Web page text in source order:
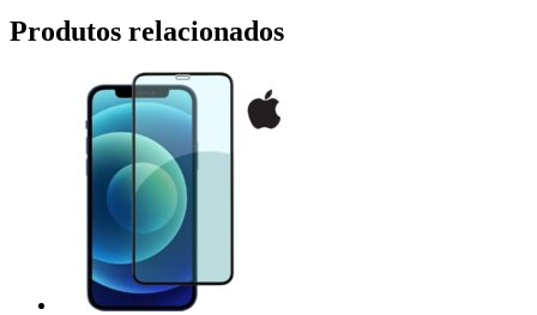
Produtos relacionados